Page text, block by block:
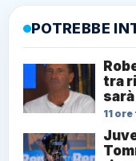
POTREBBE
tra
11 ore